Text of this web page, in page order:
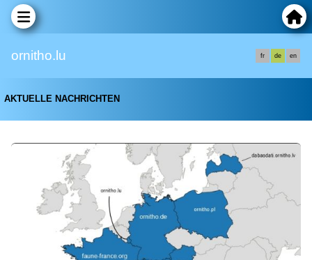
ornitho.lu fr de en
AKTUELLE NACHRICHTEN